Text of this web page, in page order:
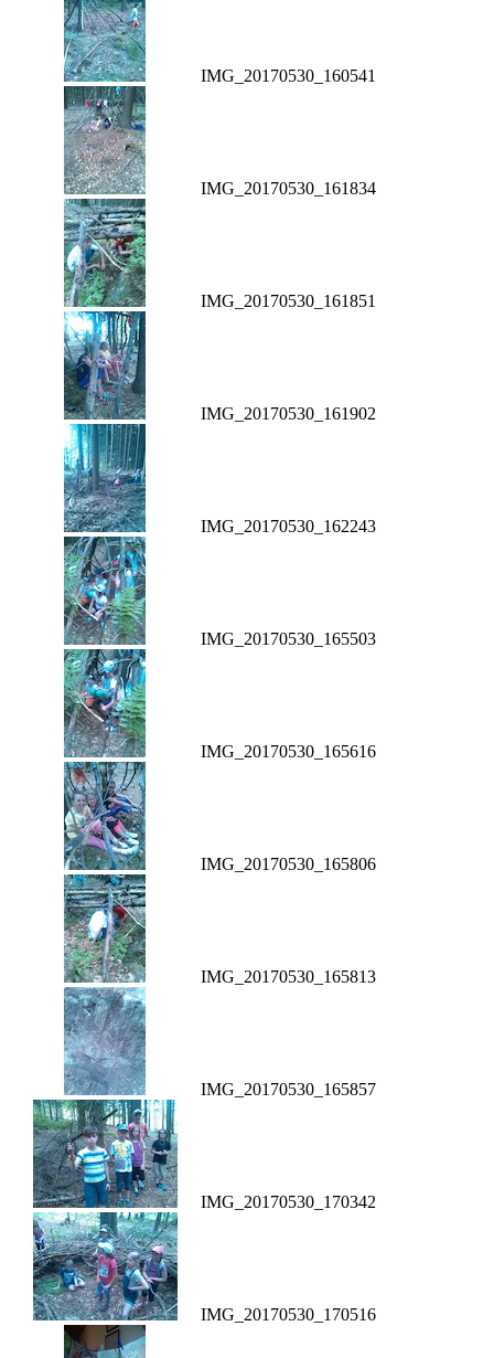
IMG_20170530_160541
IMG_20170530_161834
IMG_20170530_161851
IMG_20170530_161902
IMG_20170530_162243
IMG_20170530_165503
IMG_20170530_165616
IMG_20170530_165806
IMG_20170530_165813
IMG_20170530_165857
IMG_20170530_170342
IMG_20170530_170516